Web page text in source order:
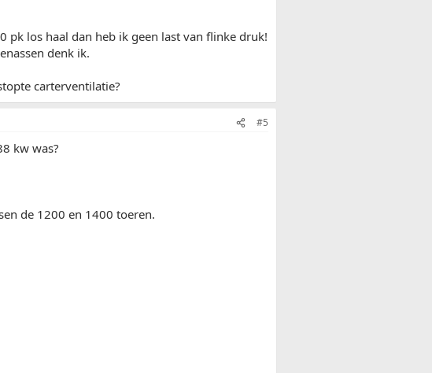
los haal dan heb ik geen last van flinke druk!
denk ik.
carterventilatie?
#5
kw was?
de 1200 en 1400 toeren.